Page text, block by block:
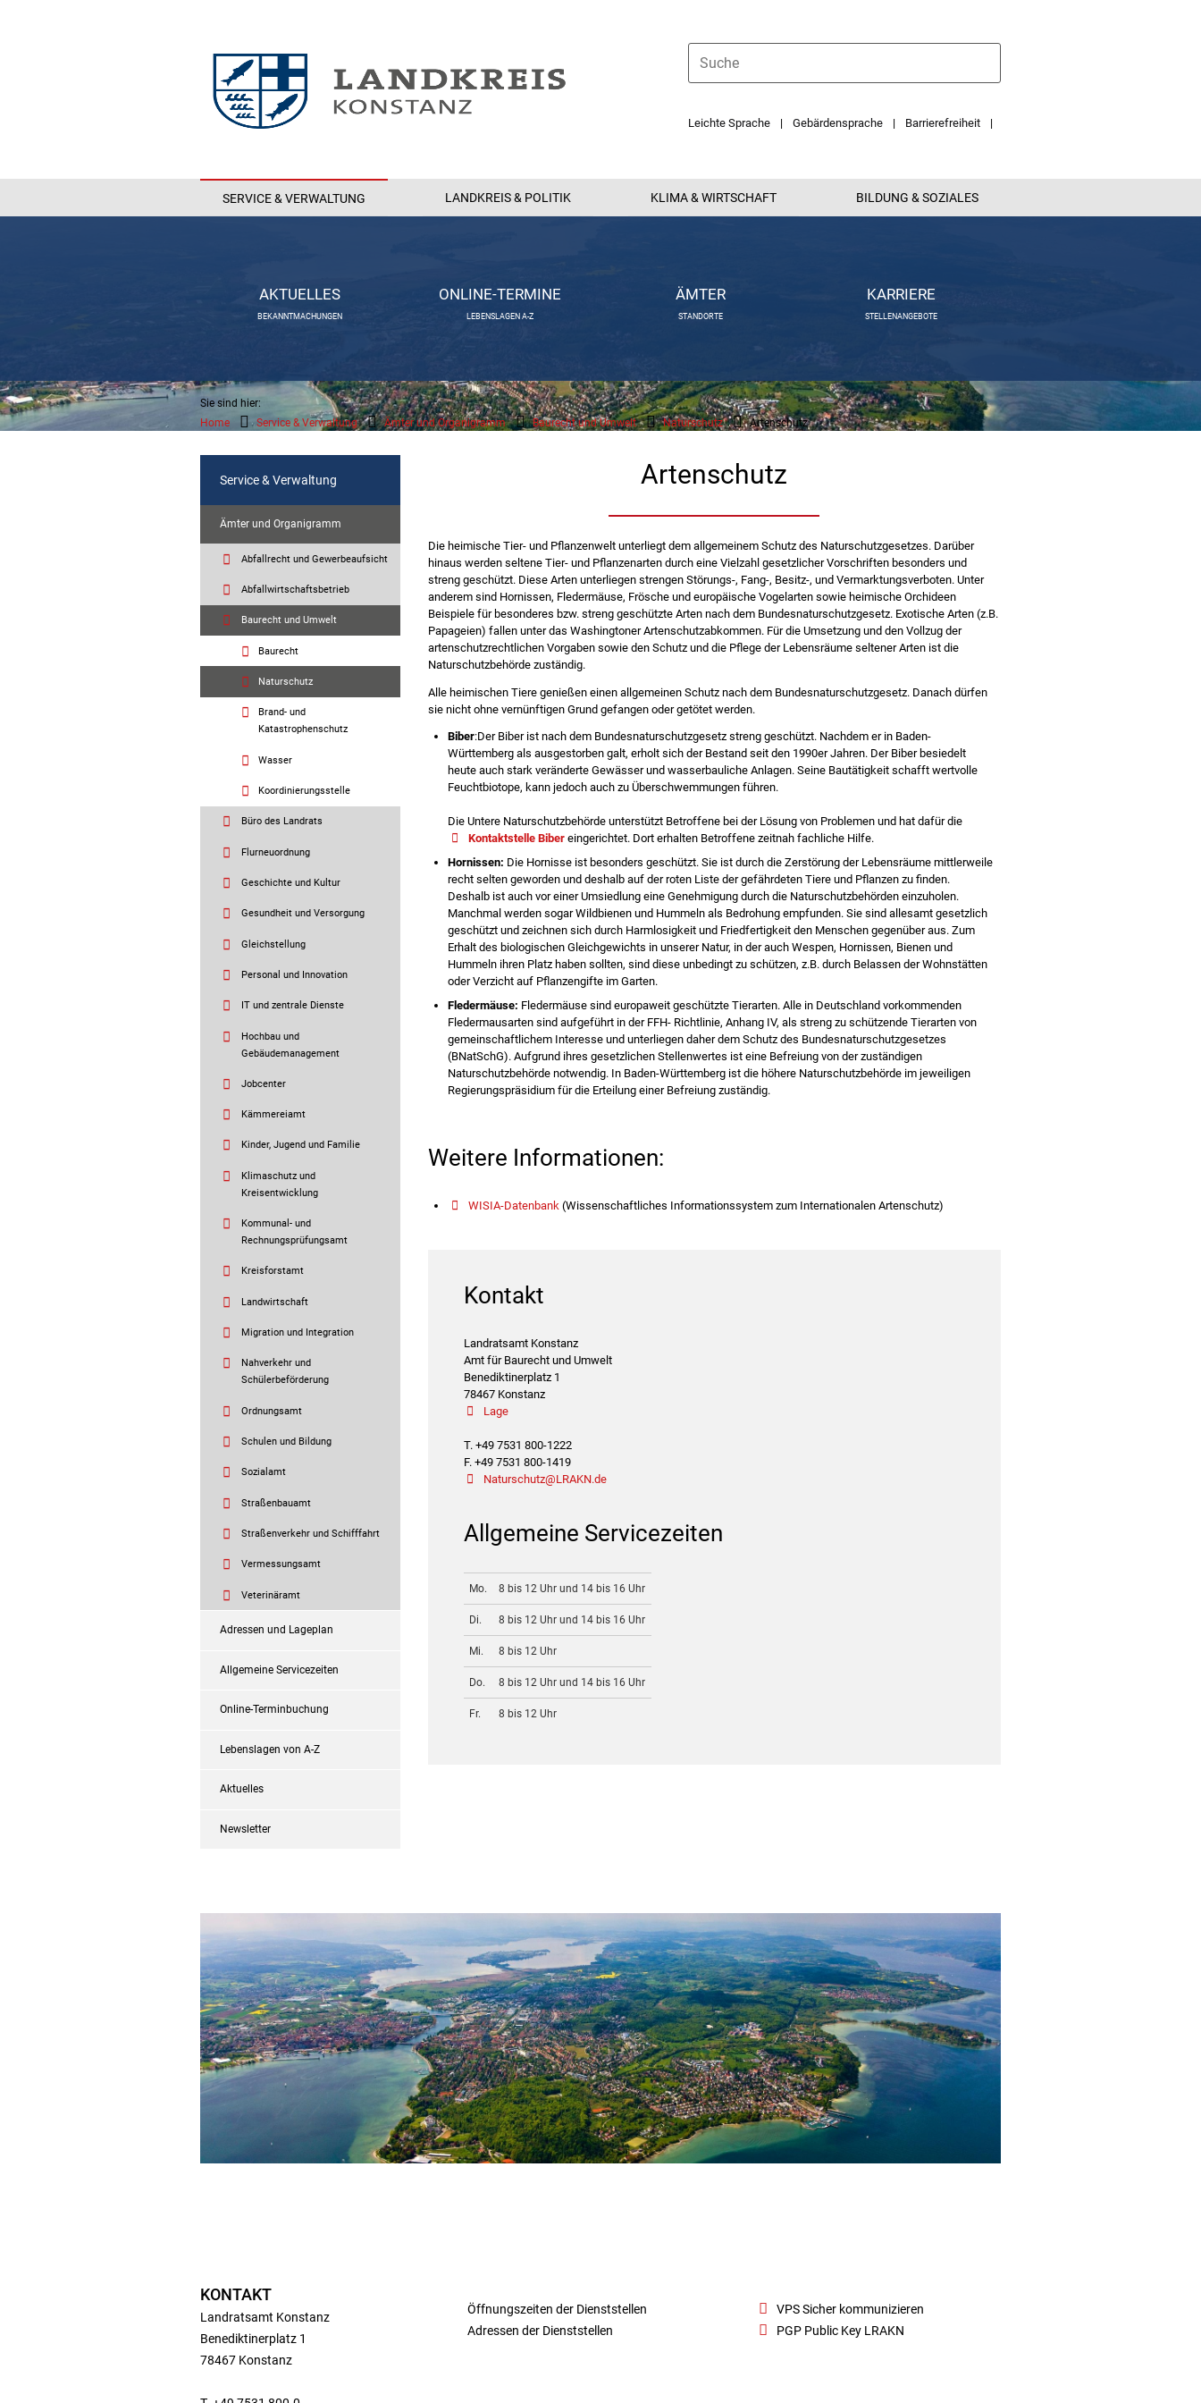
Leichte Sprache Gebärdensprache Barrierefreiheit
SERVICE & VERWALTUNG LANDKREIS & POLITIK KLIMA & WIRTSCHAFT BILDUNG & SOZIALES
AKTUELLES
BEKANNTMACHUNGEN
ONLINE-TERMINE
LEBENSLAGEN A-Z
ÄMTER
STANDORTE
KARRIERE
STELLENANGEBOTE
Sie sind hier:
Home
Service & Verwaltung Ämter und Organigramm Baurecht und Umwelt Naturschutz Artenschutz
Service & Verwaltung
Ämter und Organigramm
Abfallrecht und Gewerbeaufsicht
Abfallwirtschaftsbetrieb
Baurecht und Umwelt
Baurecht
Naturschutz
Brand- und
Katastrophenschutz
Wasser
Koordinierungsstelle
Büro des Landrats
Flurneuordnung
Geschichte und Kultur
Gesundheit und Versorgung
Gleichstellung
Personal und Innovation
IT und zentrale Dienste
Hochbau und
Gebäudemanagement
Jobcenter
Kämmereiamt
Kinder, Jugend und Familie
Klimaschutz und
Kreisentwicklung
Kommunal- und
Rechnungsprüfungsamt
Kreisforstamt
Landwirtschaft
Migration und Integration
Nahverkehr und
Schülerbeförderung
Ordnungsamt
Schulen und Bildung
Sozialamt
Straßenbauamt
Straßenverkehr und Schifffahrt
Vermessungsamt
Veterinäramt
Adressen und Lageplan
Allgemeine Servicezeiten
Online-Terminbuchung
Lebenslagen von A-Z
Aktuelles
Newsletter
Artenschutz
Die heimische Tier- und Pflanzenwelt unterliegt dem allgemeinem Schutz des Naturschutzgesetzes. Darüber
hinaus werden seltene Tier- und Pflanzenarten durch eine Vielzahl gesetzlicher Vorschriften besonders und
streng geschützt. Diese Arten unterliegen strengen Störungs-, Fang-, Besitz-, und Vermarktungsverboten. Unter
anderem sind Hornissen, Fledermäuse, Frösche und europäische Vogelarten sowie heimische Orchideen
Beispiele für besonderes bzw. streng geschützte Arten nach dem Bundesnaturschutzgesetz. Exotische Arten (z.B.
Papageien) fallen unter das Washingtoner Artenschutzabkommen. Für die Umsetzung und den Vollzug der
artenschutzrechtlichen Vorgaben sowie den Schutz und die Pflege der Lebensräume seltener Arten ist die
Naturschutzbehörde zuständig.
Alle heimischen Tiere genießen einen allgemeinen Schutz nach dem Bundesnaturschutzgesetz. Danach dürfen
sie nicht ohne vernünftigen Grund gefangen oder getötet werden.
Biber:Der Biber ist nach dem Bundesnaturschutzgesetz streng geschützt. Nachdem er in Baden-
Württemberg als ausgestorben galt, erholt sich der Bestand seit den 1990er Jahren. Der Biber besiedelt
heute auch stark veränderte Gewässer und wasserbauliche Anlagen. Seine Bautätigkeit schafft wertvolle
Feuchtbiotope, kann jedoch auch zu Überschwemmungen führen.
Die Untere Naturschutzbehörde unterstützt Betroffene bei der Lösung von Problemen und hat dafür die
Kontaktstelle Biber eingerichtet. Dort erhalten Betroffene zeitnah fachliche Hilfe.
Hornissen: Die Hornisse ist besonders geschützt. Sie ist durch die Zerstörung der Lebensräume mittlerweile
recht selten geworden und deshalb auf der roten Liste der gefährdeten Tiere und Pflanzen zu finden.
Deshalb ist auch vor einer Umsiedlung eine Genehmigung durch die Naturschutzbehörden einzuholen.
Manchmal werden sogar Wildbienen und Hummeln als Bedrohung empfunden. Sie sind allesamt gesetzlich
geschützt und zeichnen sich durch Harmlosigkeit und Friedfertigkeit den Menschen gegenüber aus. Zum
Erhalt des biologischen Gleichgewichts in unserer Natur, in der auch Wespen, Hornissen, Bienen und
Hummeln ihren Platz haben sollten, sind diese unbedingt zu schützen, z.B. durch Belassen der Wohnstätten
oder Verzicht auf Pflanzengifte im Garten.
Fledermäuse: Fledermäuse sind europaweit geschützte Tierarten. Alle in Deutschland vorkommenden
Fledermausarten sind aufgeführt in der FFH- Richtlinie, Anhang IV, als streng zu schützende Tierarten von
gemeinschaftlichem Interesse und unterliegen daher dem Schutz des Bundesnaturschutzgesetzes
(BNatSchG). Aufgrund ihres gesetzlichen Stellenwertes ist eine Befreiung von der zuständigen
Naturschutzbehörde notwendig. In Baden-Württemberg ist die höhere Naturschutzbehörde im jeweiligen
Regierungspräsidium für die Erteilung einer Befreiung zuständig.
Weitere Informationen:
WISIA-Datenbank (Wissenschaftliches Informationssystem zum Internationalen Artenschutz)
Kontakt
Landratsamt Konstanz
Amt für Baurecht und Umwelt
Benediktinerplatz 1
78467 Konstanz
Lage
T. +49 7531 800-1222
F. +49 7531 800-1419
Naturschutz@LRAKN.de
Allgemeine Servicezeiten
Mo. 8 bis 12 Uhr und 14 bis 16 Uhr
Di. 8 bis 12 Uhr und 14 bis 16 Uhr
Mi. 8 bis 12 Uhr
Do. 8 bis 12 Uhr und 14 bis 16 Uhr
Fr. 8 bis 12 Uhr
KONTAKT
Landratsamt Konstanz
Benediktinerplatz 1
78467 Konstanz
Öffnungszeiten der Dienststellen
Adressen der Dienststellen
VPS Sicher kommunizieren
PGP Public Key LRAKN